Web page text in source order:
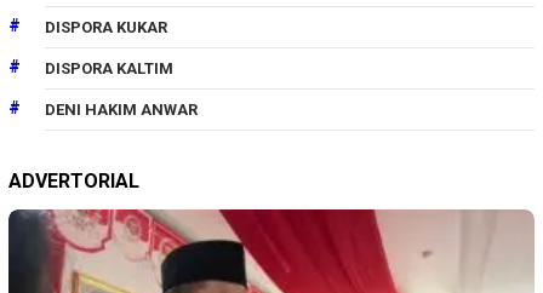
DISPORA KUKAR
DISPORA KALTIM
DENI HAKIM ANWAR
ADVERTORIAL